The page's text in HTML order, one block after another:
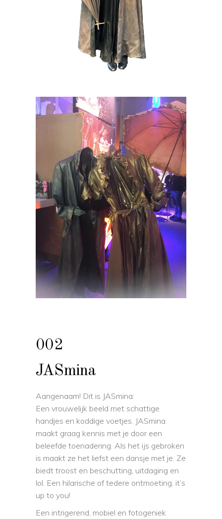
002
JASmina
Aangenaam! Dit is JASmina:
Een vrouwelijk beeld met schattige
handjes en koddige voetjes. JASmina
maakt graag kennis met je door een
beleefde toenadering. Als het ijs gebroken
is maakt ze het liefst een dansje met je. Ze
biedt troost en beschutting, uitdaging en
lol. Een hilarische of tedere ontmoeting, it’s
up to you!
Een intrigerend, mobiel en fotogeniek